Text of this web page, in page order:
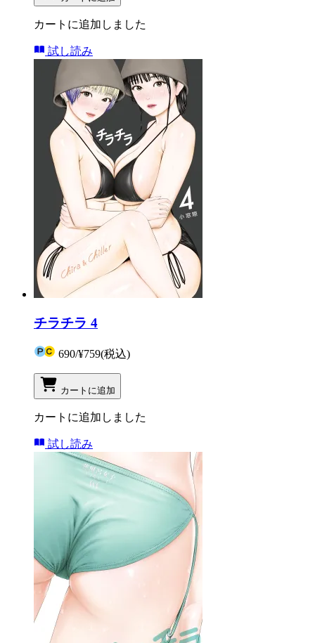
カートに追加しました
試し読み
チラチラ 4
690/¥759(税込)
カートに追加
カートに追加しました
試し読み